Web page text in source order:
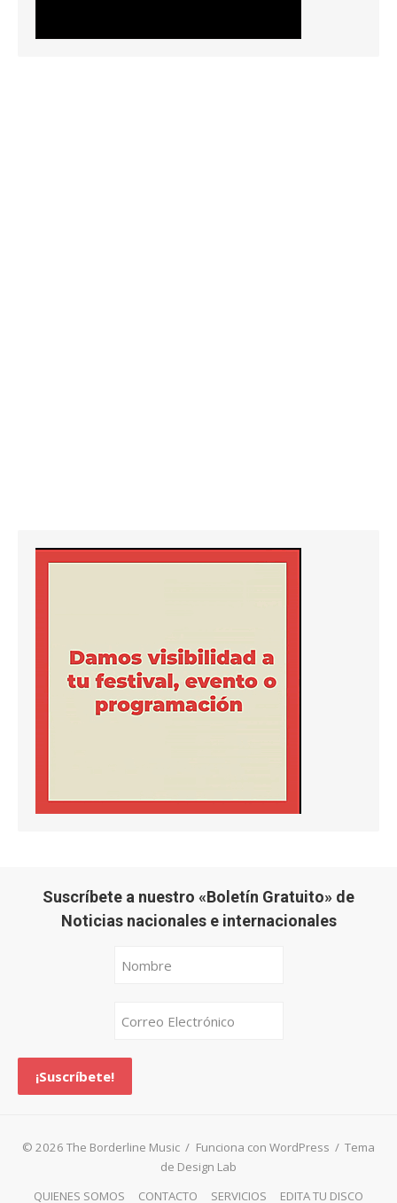
Suscríbete a nuestro «Boletín Gratuito» de
Noticias nacionales e internacionales
© 2026 The Borderline Music / Funciona con WordPress / Tema
de Design Lab
QUIENES SOMOS
CONTACTO SERVICIOS EDITA TU DISCO